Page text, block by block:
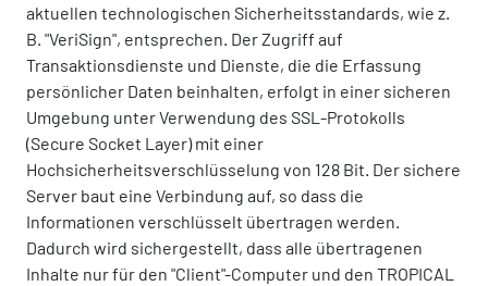
aktuellen technologischen Sicherheitsstandards, wie z.
B. "VeriSign", entsprechen. Der Zugriff auf
Transaktionsdienste und Dienste, die die Erfassung
persönlicher Daten beinhalten, erfolgt in einer sicheren
Umgebung unter Verwendung des SSL-Protokolls
(Secure Socket Layer) mit einer
Hochsicherheitsverschlüsselung von 128 Bit. Der sichere
Server baut eine Verbindung auf, so dass die
Informationen verschlüsselt übertragen werden.
Dadurch wird sichergestellt, dass alle übertragenen
Inhalte nur für den "Client"-Computer und den TROPICAL